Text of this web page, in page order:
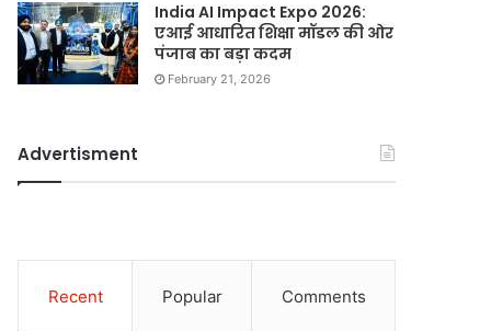
India AI Impact Expo 2026:
एआई आधारित शिक्षा मॉडल की ओर
पंजाब का बड़ा कदम
February 21, 2026
Advertisment
Recent Popular Comments